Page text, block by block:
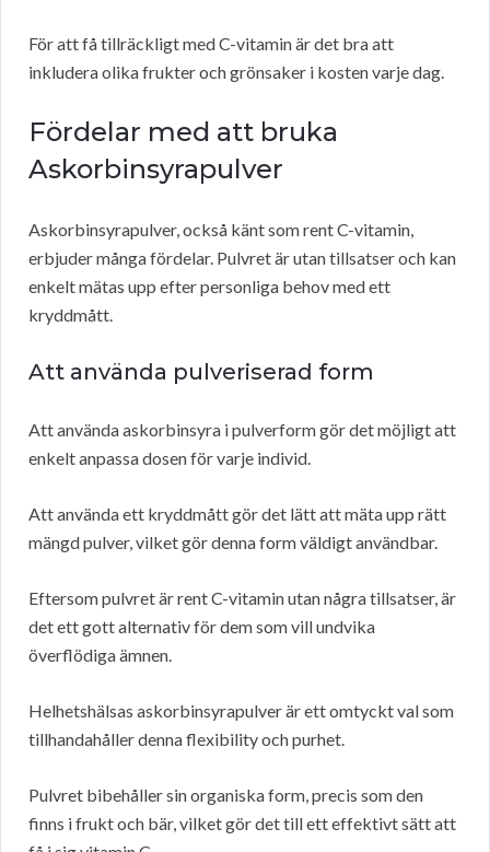
För att få tillräckligt med C-vitamin är det bra att
inkludera olika frukter och grönsaker i kosten varje dag.
Fördelar med att bruka
Askorbinsyrapulver
Askorbinsyrapulver, också känt som rent C-vitamin,
erbjuder många fördelar. Pulvret är utan tillsatser och kan
enkelt mätas upp efter personliga behov med ett
kryddmått.
Att använda pulveriserad form
Att använda askorbinsyra i pulverform gör det möjligt att
enkelt anpassa dosen för varje individ.
Att använda ett kryddmått gör det lätt att mäta upp rätt
mängd pulver, vilket gör denna form väldigt användbar.
Eftersom pulvret är rent C-vitamin utan några tillsatser, är
det ett gott alternativ för dem som vill undvika
överflödiga ämnen.
Helhetshälsas askorbinsyrapulver är ett omtyckt val som
tillhandahåller denna flexibility och purhet.
Pulvret bibehåller sin organiska form, precis som den
finns i frukt och bär, vilket gör det till ett effektivt sätt att